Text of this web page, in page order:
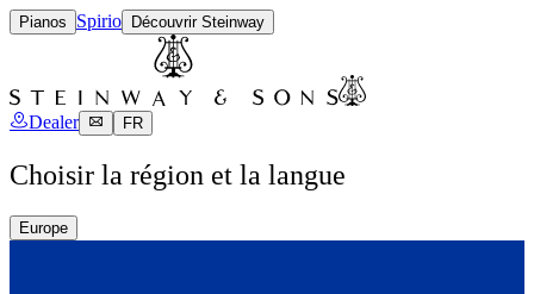
Pianos Spirio Découvrir Steinway
Dealer FR
Choisir la région et la langue
Europe